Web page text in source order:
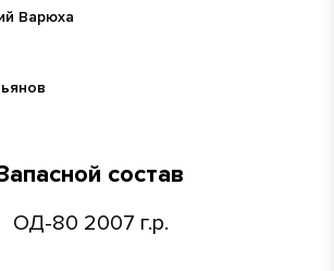
Варюха
состав
ОД-80 2007 г.р.